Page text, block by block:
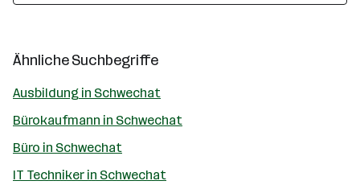
Ähnliche Suchbegriffe
Ausbildung in Schwechat
Bürokaufmann in Schwechat
Büro in Schwechat
IT Techniker in Schwechat